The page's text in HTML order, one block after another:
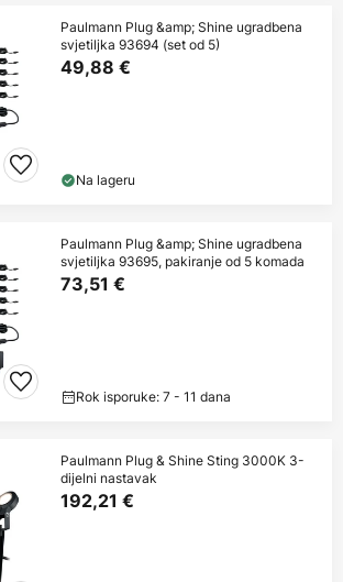
Paulmann Plug &amp; Shine ugradbena
svjetiljka 93694 (set od 5)
49,88 €
Na lageru
Paulmann Plug &amp; Shine ugradbena
svjetiljka 93695, pakiranje od 5 komada
73,51 €
Rok isporuke: 7 - 11 dana
Paulmann Plug & Shine Sting 3000K 3-
dijelni nastavak
192,21 €